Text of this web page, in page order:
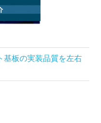
基板の実装品質を左右